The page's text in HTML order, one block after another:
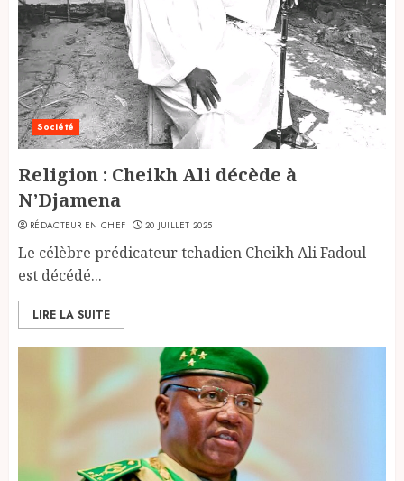
Société
Religion : Cheikh Ali décède à
N’Djamena
RÉDACTEUR EN CHEF 20 JUILLET 2025
Le célèbre prédicateur tchadien Cheikh Ali Fadoul
est décédé...
LIRE LA SUITE